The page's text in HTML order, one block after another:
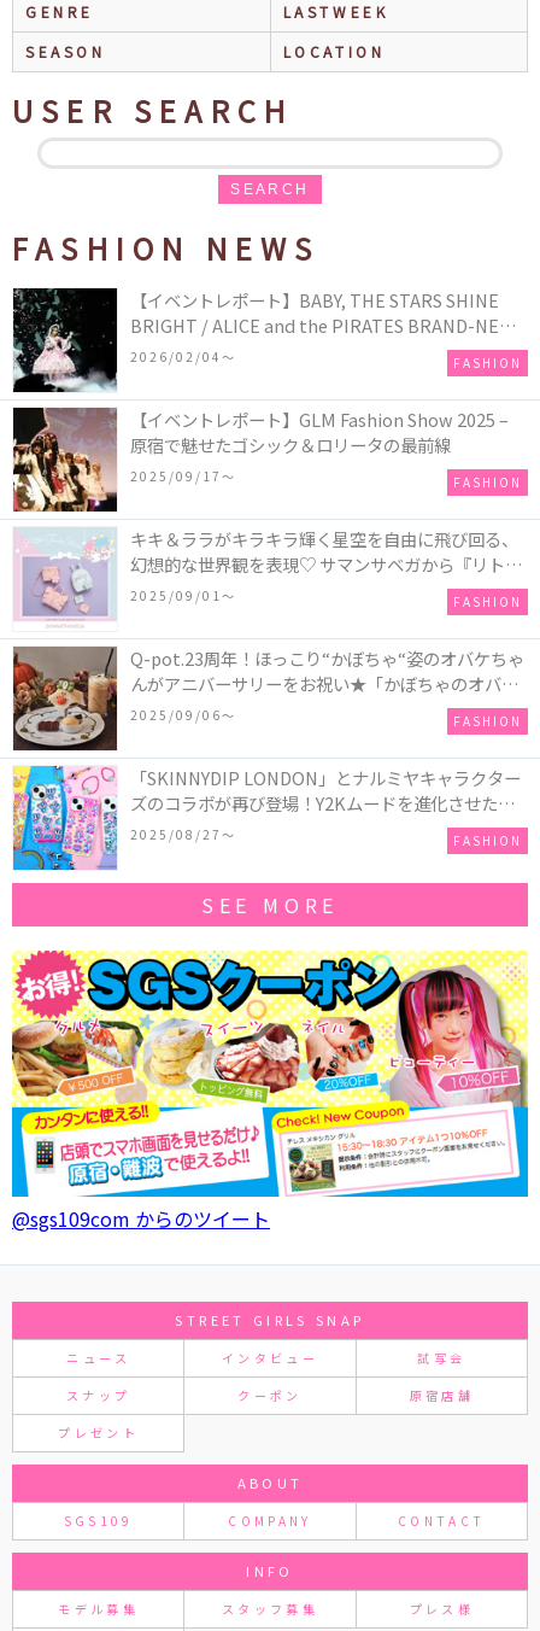
GENRE
LASTWEEK
SEASON
LOCATION
USER SEARCH
SEARCH
FASHION NEWS
【イベントレポート】BABY, THE STARS SHINE
BRIGHT / ALICE and the PIRATES BRAND-NEW
COLLECTION in TOKYO
2026/02/04〜 FASHION
【イベントレポート】GLM Fashion Show 2025 –
原宿で魅せたゴシック＆ロリータの最前線
2025/09/17〜 FASHION
キキ＆ララがキラキラ輝く星空を自由に飛び回る、
幻想的な世界観を表現♡ サマンサベガから『リトル
ツインスターズ』50周年アニバーサリーイヤー』を
2025/09/01〜 FASHION
Q-pot.23周年！ほっこり“かぼちゃ“姿のオバケちゃ
んがアニバーサリーをお祝い★「かぼちゃのオバケ
ーキアクセサリー」が新発売！Q-pot CAFE.では
「かぼちゃのオバケーキプレート」も登場
2025/09/06〜 FASHION
「SKINNYDIP LONDON」とナルミヤキャラクター
ズのコラボが再び登場！Y2Kムードを進化させた新
作コレクションを発売♪
2025/08/27〜 FASHION
SEE MORE
@sgs109com からのツイート
STREET GIRLS SNAP
ニュース インタビュー 試写会
スナップ クーポン 原宿店舗
プレゼント
ABOUT
SGS109 COMPANY CONTACT
INFO
モデル募集 スタッフ募集 プレス様